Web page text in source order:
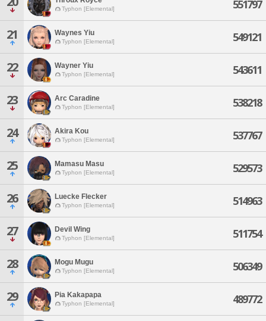
Typhon [Elemental] 551797
21 Waynes Yiu
Typhon [Elemental] 549121
22 Wayner Yiu
Typhon [Elemental] 543611
23 Arc Caradine
Typhon [Elemental] 538218
24 Akira Kou
Typhon [Elemental] 537767
25 Mamasu Masu
Typhon [Elemental] 529573
26 Luecke Flecker
Typhon [Elemental] 514963
27 Devil Wing
Typhon [Elemental] 511754
28 Mogu Mugu
Typhon [Elemental] 506349
29 Pia Kakapapa
Typhon [Elemental] 489772